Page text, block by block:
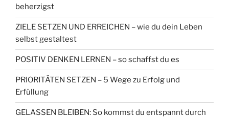
beherzigst
ZIELE SETZEN UND ERREICHEN – wie du dein Leben
selbst gestaltest
POSITIV DENKEN LERNEN – so schaffst du es
PRIORITÄTEN SETZEN – 5 Wege zu Erfolg und
Erfüllung
GELASSEN BLEIBEN: So kommst du entspannt durch